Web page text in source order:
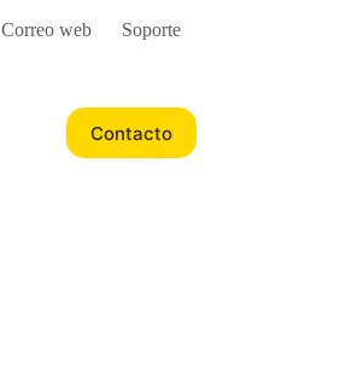
Correo web Soporte
Contacto